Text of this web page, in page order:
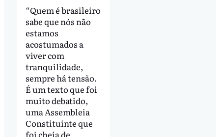
“Quem é brasileiro
sabe que nós não
estamos
acostumados a
viver com
tranquilidade,
sempre há tensão.
É um texto que foi
muito debatido,
uma Assembleia
Constituinte que
foi cheia de